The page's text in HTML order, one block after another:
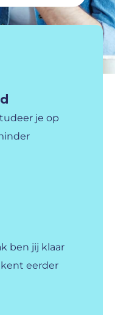
je op
ben jij klaar
eerder